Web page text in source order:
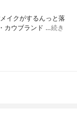
イクがするんっと落
・カウブランド …続き